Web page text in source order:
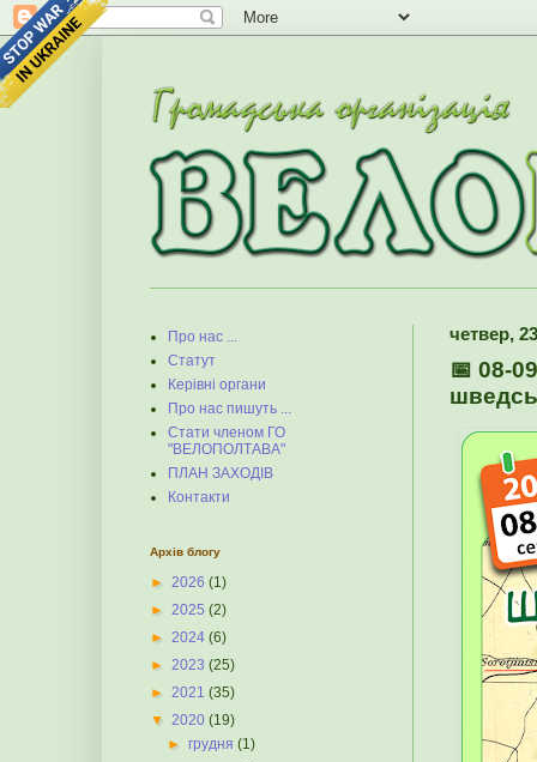
четвер,
📅 08-
Про нас ...
Статут
Керівні органи
Про нас пишуть ...
Стати членом ГО
"ВЕЛОПОЛТАВА"
ПЛАН ЗАХОДІВ
Контакти
Архів блогу
► 2026 (1)
► 2025 (2)
► 2024 (6)
► 2023 (25)
► 2021 (35)
▼ 2020 (19)
►грудня(1)